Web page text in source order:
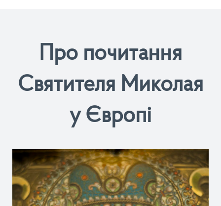
Про почитання
Святителя Миколая
у Європі